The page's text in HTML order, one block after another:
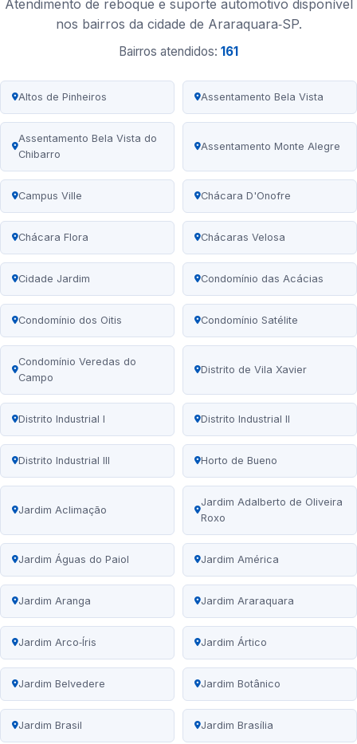
Atendimento de reboque e suporte automotivo disponível
nos bairros da cidade de Araraquara‑SP.
Bairros atendidos: 161
Altos de Pinheiros Assentamento Bela Vista
Assentamento Bela Vista do
Chibarro
Assentamento Monte Alegre
Campus Ville Chácara D'Onofre
Chácara Flora Chácaras Velosa
Cidade Jardim Condomínio das Acácias
Condomínio dos Oitis Condomínio Satélite
Condomínio Veredas do
Campo
Distrito de Vila Xavier
Distrito Industrial I Distrito Industrial II
Distrito Industrial III Horto de Bueno
Jardim Aclimação
Jardim Adalberto de Oliveira
Roxo
Jardim Águas do Paiol Jardim América
Jardim Aranga Jardim Araraquara
Jardim Arco‑Íris Jardim Ártico
Jardim Belvedere Jardim Botânico
Jardim Brasil Jardim Brasília